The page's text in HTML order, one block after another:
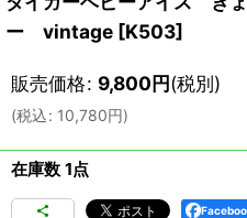
ー vintage [K503]
販売価格: 9,800円(税別)
(税込: 10,780円)
在庫数 1点